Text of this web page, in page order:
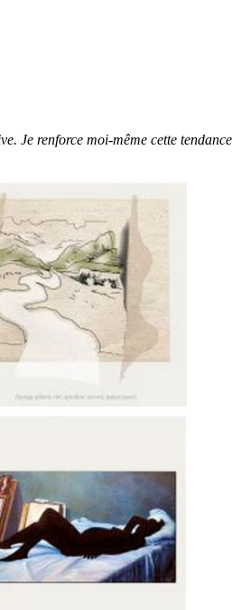
Je renforce moi-même cette tendance